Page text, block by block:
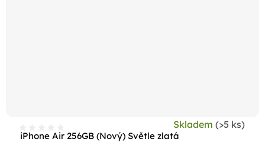
iPhone Air 256GB (Nový) Světle zlatá
Skladem (>5 ks)